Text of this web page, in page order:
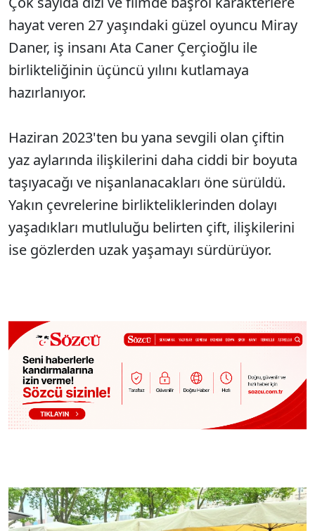
hayat veren 27 yaşındaki güzel oyuncu Miray
Daner, iş insanı Ata Caner Çerçioğlu ile
birlikteliğinin üçüncü yılını kutlamaya
hazırlanıyor.
Haziran 2023'ten bu yana sevgili olan çiftin
yaz aylarında ilişkilerini daha ciddi bir boyuta
taşıyacağı ve nişanlanacakları öne sürüldü.
Yakın çevrelerine birlikteliklerinden dolayı
yaşadıkları mutluluğu belirten çift, ilişkilerini
ise gözlerden uzak yaşamayı sürdürüyor.